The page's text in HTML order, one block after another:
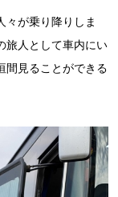
々が乗り降りしま
旅人として車内にい
間見ることができる